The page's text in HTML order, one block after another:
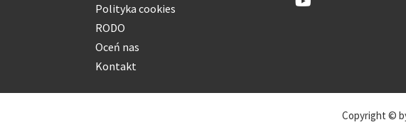
Polityka cookies
RODO
Oceń nas
Kontakt
Copyright ©